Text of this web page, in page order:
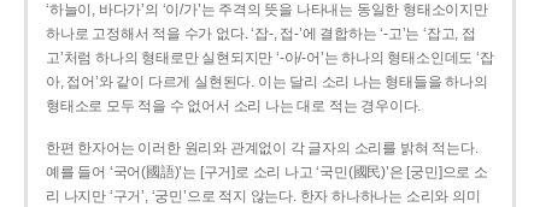
‘하늘이, 바다가’의 ‘이/가’는 주격의 뜻을 나타내는 동일한 형태소이지만
하나로 고정해서 적을 수가 없다. ‘잡-, 접-’에 결합하는 ‘-고’는 ‘잡고, 접
고’처럼 하나의 형태로만 실현되지만 ‘-아/-어’는 하나의 형태소인데도 ‘잡
아, 접어’와 같이 다르게 실현된다. 이는 달리 소리 나는 형태들을 하나의
형태소로 모두 적을 수 없어서 소리 나는 대로 적는 경우이다.
한편 한자어는 이러한 원리와 관계없이 각 글자의 소리를 밝혀 적는다.
예를 들어 ‘국어(國語)’는 [구거]로 소리 나고 ‘국민(國民)’은 [궁민]으로 소
리 나지만 ‘구거’, ‘궁민’으로 적지 않는다. 한자 하나하나는 소리와 의미